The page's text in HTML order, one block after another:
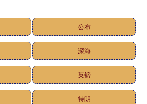
公布
深海
英镑
特朗